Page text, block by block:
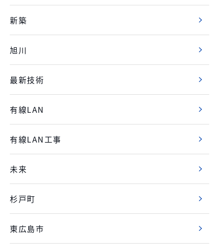
新築
旭川
最新技術
有線LAN
有線LAN工事
未来
杉戸町
東広島市